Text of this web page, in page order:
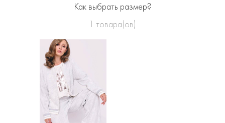
Как выбрать размер?
1 товара(ов)